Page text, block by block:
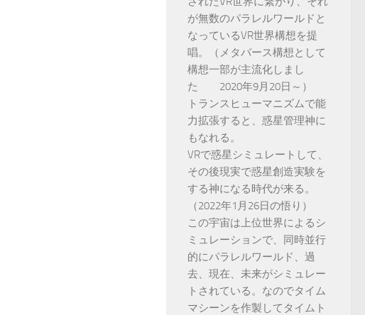
が無数のパラレルワールドと
なっているVR世界構想を提
唱。（メタバース構想として
構想一部が主流化しまし
た 2020年9月20日～）
トランスヒューマニズムで能
力拡張すると、惑星管理神に
もなれる。
VRで惑星シミュレートして、
その後現実で惑星創造実験を
する神になる時代が来る。
（2022年1月26日の悟り）
この宇宙は上位世界によるシ
ミュレーションで、同時並行
的にパラレルワールド、過
去、現在、未来がシミュレー
トされている。なのでタイム
マシーンを作製してタイムト